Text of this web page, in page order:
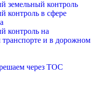
земельный контроль
контроль в сфере
контроль на
и в дорожном
через ТОС